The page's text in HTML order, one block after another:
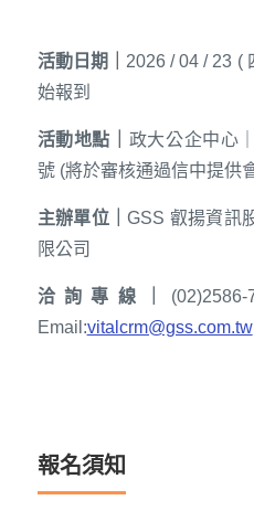
活動日期｜ 2026 / 04 / 23 (
始報到
活動地點｜ 政大公企中心
號 (將於審核通過信中提供
主辦單位｜GSS 叡揚資訊
限公司
洽詢專線｜
Email:vitalcrm@gss.com.tw
報名須知